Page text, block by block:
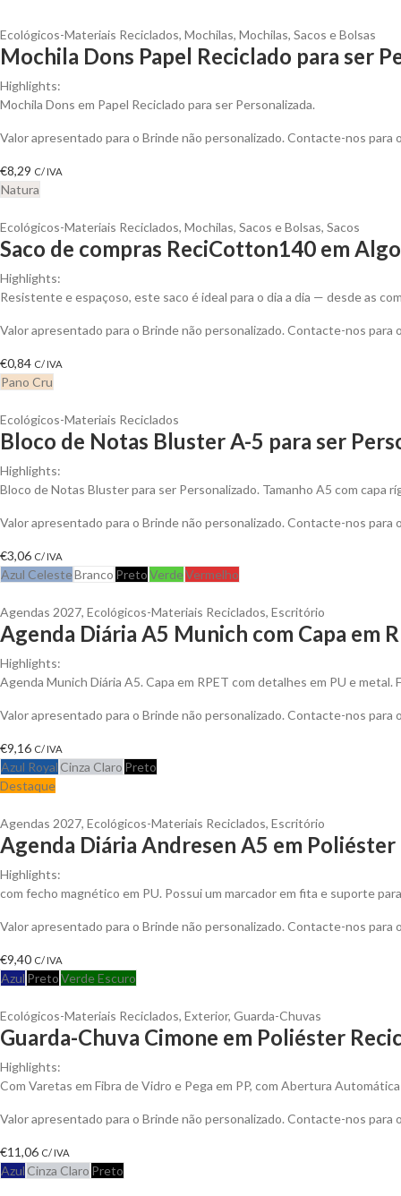
Ecológicos-Materiais Reciclados, Mochilas, Mochilas, Sacos e Bolsas
Mochila Dons Papel Reciclado para ser
Highlights:
Mochila Dons em Papel Reciclado para ser Personalizada.
Valor apresentado para o Brinde não personalizado. Contacte-nos
€8,29 C/ IVA
Natura
Ecológicos-Materiais Reciclados, Mochilas, Sacos e Bolsas, Sacos
Saco de compras ReciCotton140 em
Highlights:
Resistente e espaçoso, este saco é ideal para o dia a dia — desde as
Valor apresentado para o Brinde não personalizado. Contacte-nos
€0,84 C/ IVA
Pano Cru
Ecológicos-Materiais Reciclados
Bloco de Notas Bluster A-5 para ser
Highlights:
Bloco de Notas Bluster para ser Personalizado. Tamanho A5 com capa
Valor apresentado para o Brinde não personalizado. Contacte-nos
€3,06 C/ IVA
Azul CelesteBranco PretoVerdeVermelho
Agendas 2027, Ecológicos-Materiais Reciclados, Escritório
Agenda Diária A5 Munich com Capa em
Highlights:
Agenda Munich Diária A5. Capa em RPET com detalhes em PU e metal.
Valor apresentado para o Brinde não personalizado. Contacte-nos
€9,16 C/ IVA
Azul Royal Cinza Claro Preto
Destaque
Agendas 2027, Ecológicos-Materiais Reciclados, Escritório
Agenda Diária Andresen A5 em
Highlights:
com fecho magnético em PU. Possui um marcador em fita e suporte
Valor apresentado para o Brinde não personalizado. Contacte-nos
€9,40 C/ IVA
Azul PretoVerde Escuro
Ecológicos-Materiais Reciclados, Exterior, Guarda-Chuvas
Guarda-Chuva Cimone em Poliéster
Highlights:
Com Varetas em Fibra de Vidro e Pega em PP, com Abertura
Valor apresentado para o Brinde não personalizado. Contacte-nos
€11,06 C/ IVA
Azul Cinza Claro Preto